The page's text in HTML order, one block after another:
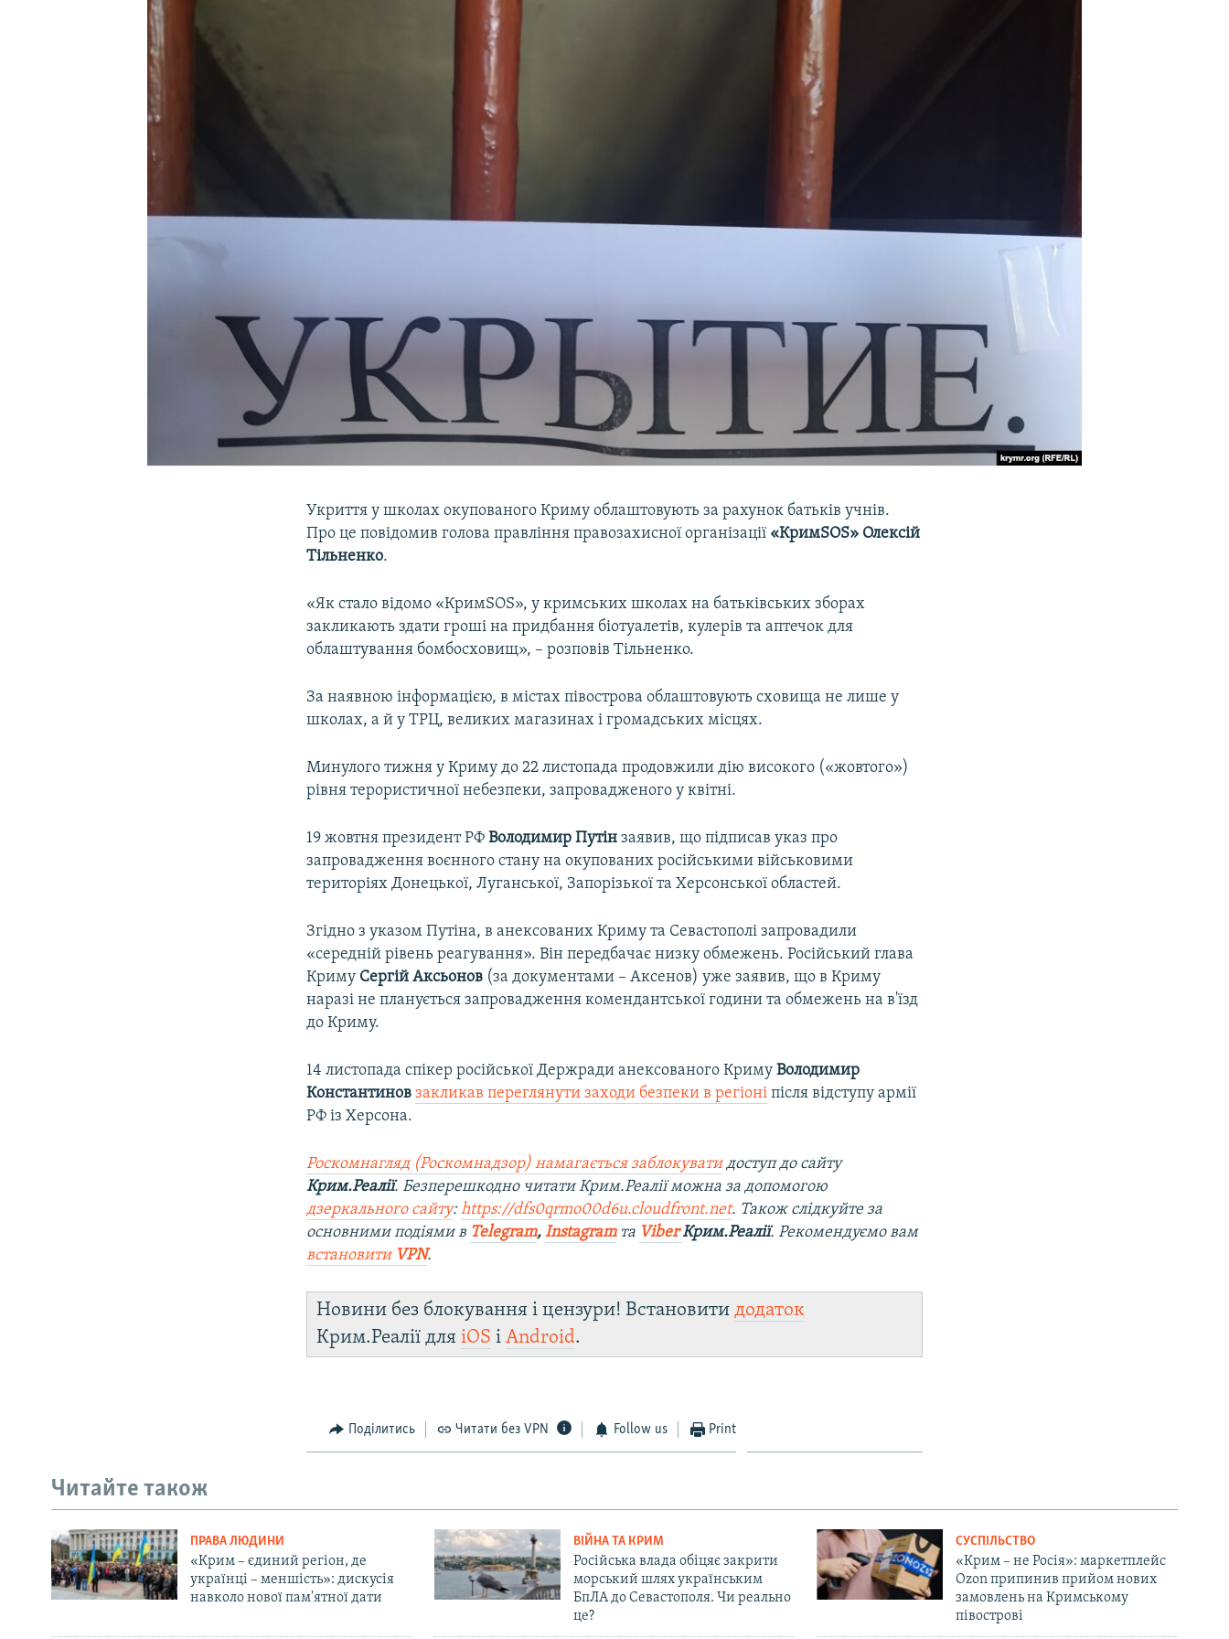
УКРАЇНСЬКА ПРОБЛЕМА КРИМУ
Укриття у школах окупованого Криму облаштовують за рахунок батьків учнів.
Про це повідомив голова правління правозахисної організації «КримSOS» Олексій
Тільненко.
«Як стало відомо «КримSOS», у кримських школах на батьківських зборах
закликають здати гроші на придбання біотуалетів, кулерів та аптечок для
облаштування бомбосховищ», – розповів Тільненко.
За наявною інформацією, в містах півострова облаштовують сховища не лише у
школах, а й у ТРЦ, великих магазинах і громадських місцях.
Минулого тижня у Криму до 22 листопада продовжили дію високого («жовтого»)
рівня терористичної небезпеки, запровадженого у квітні.
19 жовтня президент РФВолодимир Путін заявив, що підписав указ про
запровадження воєнного стану на окупованих російськими військовими
територіях Донецької, Луганської, Запорізької та Херсонської областей.
Згідно з указом Путіна, в анексованих Криму та Севастополі запровадили
«середній рівень реагування». Він передбачає низку обмежень. Російський глава
Криму Сергій Аксьонов (за документами – Аксенов) уже заявив, що в Криму
наразі не планується запровадження комендантської години та обмежень на в'їзд
до Криму.
14 листопада спікер російської Держради анексованого КримуВолодимир
Константинов закликав переглянути заходи безпеки в регіоні після відступу армії
РФ із Херсона.
Роскомнагляд (Роскомнадзор) намагається заблокуватидоступ до сайту
Крим.Реалії. Безперешкодно читати Крим.Реалії можна за допомогою
дзеркального сайту:https://dfs0qrmo00d6u.cloudfront.net. Також слідкуйте за
основними подіями в Telegram,Instagramта ViberКрим.Реалії. Рекомендуємо вам
встановити VPN.
Новини без блокування і цензури! Встановитидодаток
Крим.Реалії дляiOS іAndroid.
Поділитись Читати без VPN Follow us Print
Читайте також
ПРАВА ЛЮДИНИ
«Крим – єдиний регіон, де
українці – меншість»: дискусія
навколо нової пам'ятної дати
ВІЙНА ТА КРИМ
Російська влада обіцяє закрити
морський шлях українським
БпЛА до Севастополя. Чи реально
це?
СУСПІЛЬСТВО
«Крим – не Росія»: маркетплейс
Ozon припинив прийом нових
замовлень на Кримському
півострові